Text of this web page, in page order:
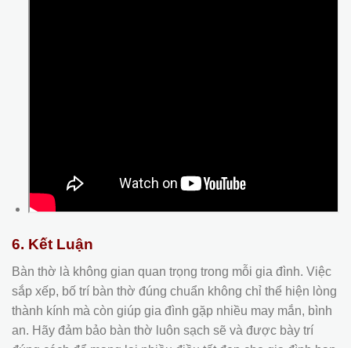
6. Kết Luận
Bàn thờ là không gian quan trọng trong mỗi gia đình. Việc
sắp xếp, bố trí bàn thờ đúng chuẩn không chỉ thể hiện lòng
thành kính mà còn giúp gia đình gặp nhiều may mắn, bình
an. Hãy đảm bảo bàn thờ luôn sạch sẽ và được bày trí